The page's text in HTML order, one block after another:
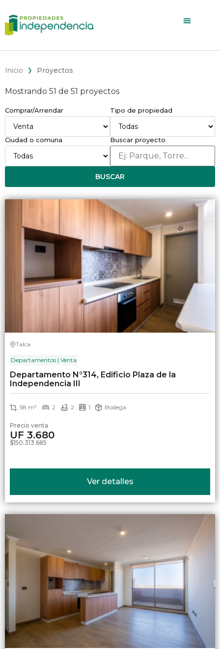
Inicio Proyectos
Mostrando 51 de 51 proyectos
Comprar/Arrendar Tipo de propiedad
Ciudad o comuna Buscar proyecto
BUSCAR
Talca
Departamentos | Venta
Departamento N°314, Edificio Plaza de la
Independencia III
58 m² 2 2 1 Bodega
Precio venta
UF 3.680
$150.313.685
Ver detalles